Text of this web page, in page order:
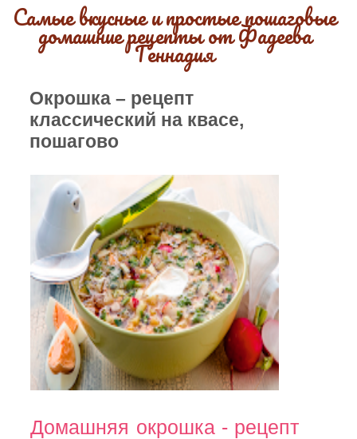
Самые вкусные и простые пошаговые
домашние рецепты от Фадеева
Геннадия
Окрошка – рецепт
классический на квасе,
пошагово
Домашняя окрошка - рецепт